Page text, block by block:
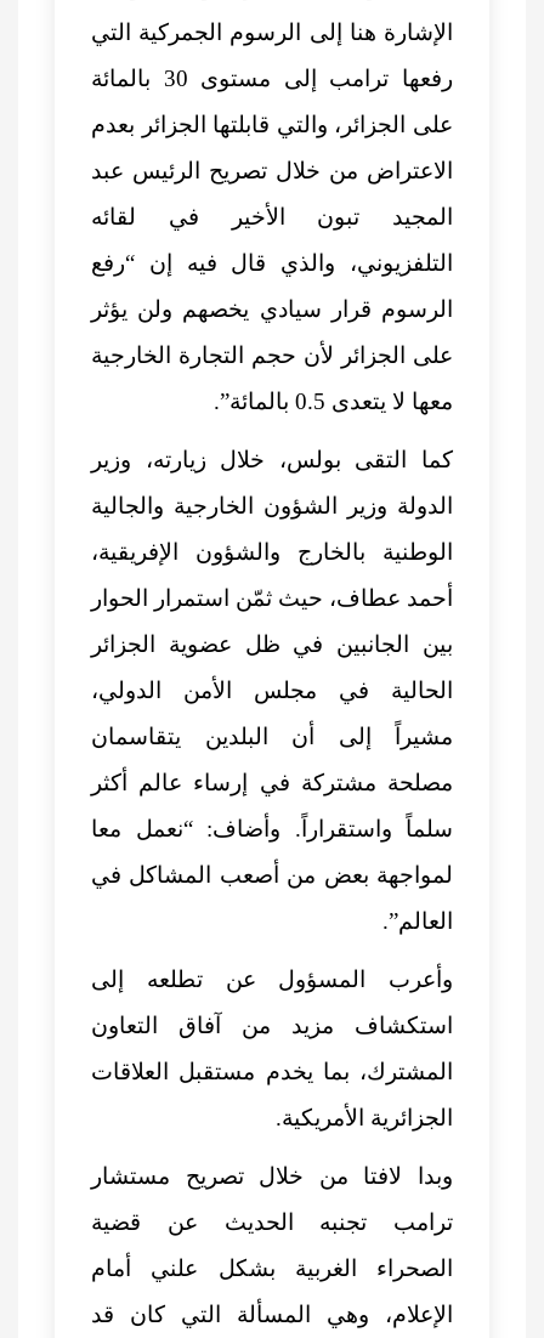
الإشارة هنا إلى الرسوم الجمركية التي
رفعها ترامب إلى مستوى 30 بالمائة
على الجزائر، والتي قابلتها الجزائر بعدم
الاعتراض من خلال تصريح الرئيس عبد
المجيد تبون الأخير في لقائه
التلفزيوني، والذي قال فيه إن “رفع
الرسوم قرار سيادي يخصهم ولن يؤثر
على الجزائر لأن حجم التجارة الخارجية
معها لا يتعدى 0.5 بالمائة”.
كما التقى بولس، خلال زيارته، وزير
الدولة وزير الشؤون الخارجية والجالية
الوطنية بالخارج والشؤون الإفريقية،
أحمد عطاف، حيث ثمّن استمرار الحوار
بين الجانبين في ظل عضوية الجزائر
الحالية في مجلس الأمن الدولي،
مشيراً إلى أن البلدين يتقاسمان
مصلحة مشتركة في إرساء عالم أكثر
سلماً واستقراراً. وأضاف: “نعمل معا
لمواجهة بعض من أصعب المشاكل في
العالم”.
وأعرب المسؤول عن تطلعه إلى
استكشاف مزيد من آفاق التعاون
المشترك، بما يخدم مستقبل العلاقات
الجزائرية الأمريكية.
وبدا لافتا من خلال تصريح مستشار
ترامب تجنبه الحديث عن قضية
الصحراء الغربية بشكل علني أمام
الإعلام، وهي المسألة التي كان قد